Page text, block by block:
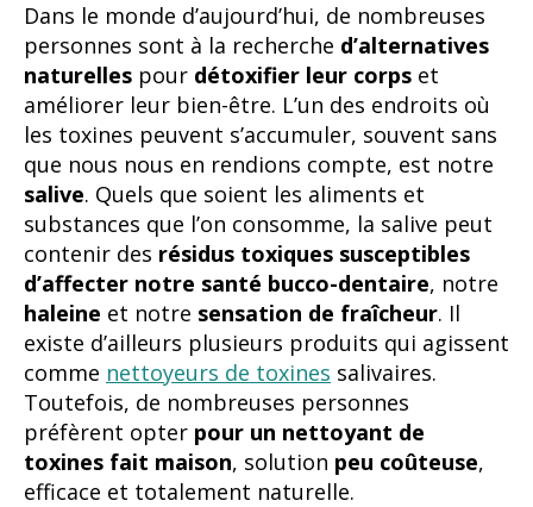
Dans le monde d’aujourd’hui, de nombreuses
personnes sont à la recherche d’alternatives
naturelles pour détoxifier leur corps et
améliorer leur bien-être. L’un des endroits où
les toxines peuvent s’accumuler, souvent sans
que nous nous en rendions compte, est notre
salive. Quels que soient les aliments et
substances que l’on consomme, la salive peut
contenir des résidus toxiques susceptibles
d’affecter notre santé bucco-dentaire, notre
haleine et notre sensation de fraîcheur. Il
existe d’ailleurs plusieurs produits qui agissent
comme nettoyeurs de toxines salivaires.
Toutefois, de nombreuses personnes
préfèrent opter pour un nettoyant de
toxines fait maison, solution peu coûteuse,
efficace et totalement naturelle.